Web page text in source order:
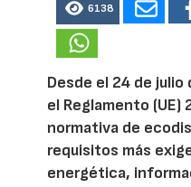
6138
Desde el 24 de
el Reglamento
normativa de
requisitos más
energética,